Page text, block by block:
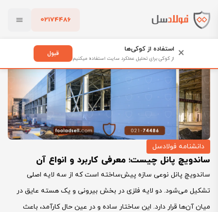
02174486
پاک کردن
فولادسل
دانشنامه فولادسل
ساندویچ پانل چیست؛ معرفی کاربرد و انواع آن
ساندویچ پانل نوعی سازه پیش‌ساخته است که از سه لایه اصلی
تشکیل می‌شود. دو لایه فلزی در بخش بیرونی و یک هسته عایق در
میان آن‌ها قرار دارد. این ساختار ساده و در عین حال کارآمد، باعث
× استفاده از کوکی‌ها
از کوکی برای تحلیل عملکرد سایت استفاده میکنیم
قبول